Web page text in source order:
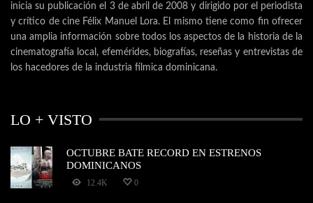
inicia su publicación el 3 de abril de 2008 y dirigido por el periodista
y crítico de cine Félix Manuel Lora. El mismo tiene como fin ofrecer
una amplia información sobre todos los aspectos de la historia de la
cinematografía local, efemérides, biografías, reseñas y entrevistas de
los hacedores de la industria fílmica dominicana.
LO + VISTO
OCTUBRE BATE RECORD EN ESTRENOS
DOMINICANOS
12.4K 0